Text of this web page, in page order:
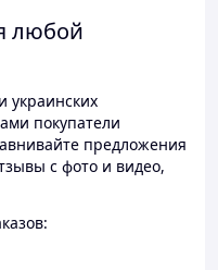
любой
украинских
покупатели
предложения
с фото и видео,